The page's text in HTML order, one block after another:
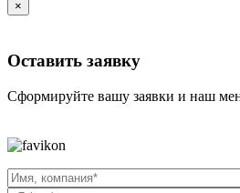
×
Оставить заявку
Сформируйте вашу заявки и наш